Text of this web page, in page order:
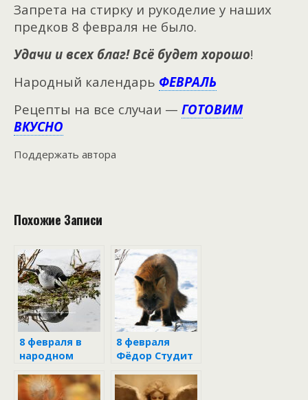
Запрета на стирку и рукоделие у наших
предков 8 февраля не было.
Удачи и всех благ! Всё будет хорошо!
Народный календарь ФЕВРАЛЬ
Рецепты на все случаи — ГОТОВИМ
ВКУСНО
Поддержать автора
Похожие Записи
8 февраля в
народном
8 февраля
Фёдор Студит